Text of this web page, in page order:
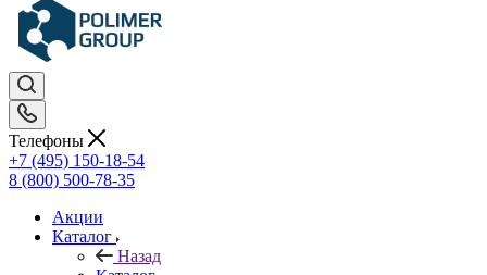
Телефоны
+7 (495) 150-18-54
8 (800) 500-78-35
Акции
Каталог
Назад